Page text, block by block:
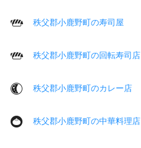
秩父郡小鹿野町の寿司屋
秩父郡小鹿野町の回転寿司店
秩父郡小鹿野町のカレー店
秩父郡小鹿野町の中華料理店